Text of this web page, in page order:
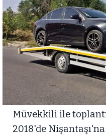
Müvekkili ile
2018'de